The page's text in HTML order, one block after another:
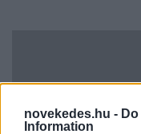
novekedes.hu -
Information